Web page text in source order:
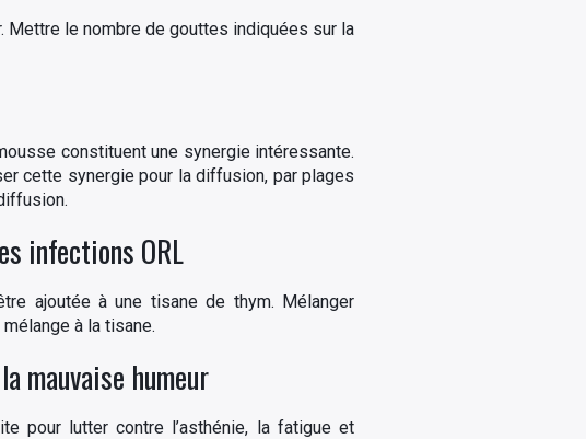
Mettre le nombre de gouttes indiquées sur la
constituent une synergie intéressante.
cette synergie pour la diffusion, par plages
infections ORL
ajoutée à une tisane de thym. Mélanger
à la tisane.
mauvaise humeur
pour lutter contre l’asthénie, la fatigue et